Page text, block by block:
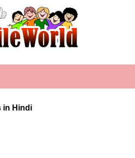
in Hindi